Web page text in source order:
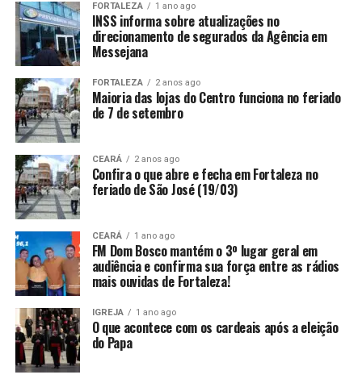
FORTALEZA 1 ano ago
INSS informa sobre atualizações no
direcionamento de segurados da Agência em
Messejana
FORTALEZA 2 anos ago
Maioria das lojas do Centro funciona no feriado
de 7 de setembro
CEARÁ 2 anos ago
Confira o que abre e fecha em Fortaleza no
feriado de São José (19/03)
CEARÁ 1 ano ago
FM Dom Bosco mantém o 3º lugar geral em
audiência e confirma sua força entre as rádios
mais ouvidas de Fortaleza!
IGREJA 1 ano ago
O que acontece com os cardeais após a eleição
do Papa